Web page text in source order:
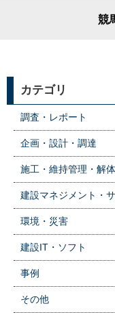
競
カテゴリ
調査・レポート
企画・設計・調達
施工・維持管理・解体
建設マネジメント・
環境・災害
建設IT・ソフト
事例
その他